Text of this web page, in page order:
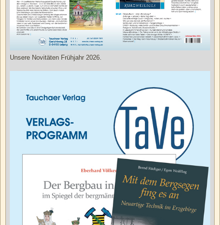
Unsere Novitäten Frühjahr 2026.